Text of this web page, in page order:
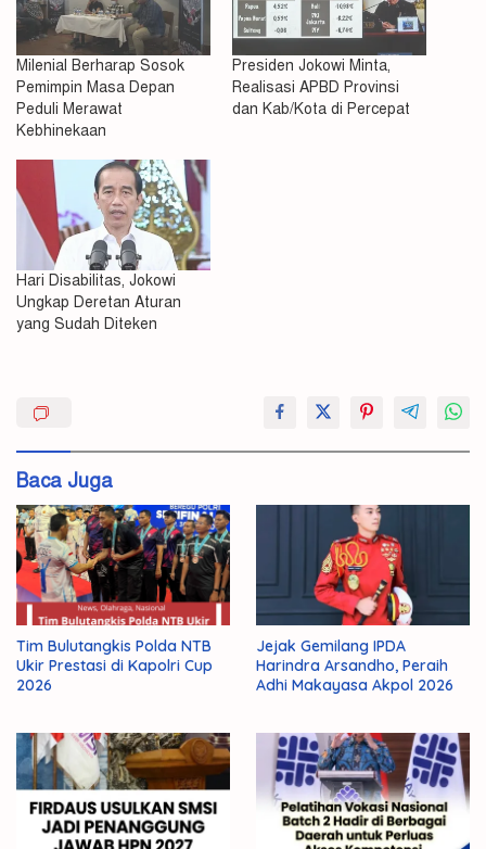
Milenial Berharap Sosok
Pemimpin Masa Depan
Peduli Merawat
Kebhinekaan
Presiden Jokowi Minta,
Realisasi APBD Provinsi
dan Kab/Kota di Percepat
Hari Disabilitas, Jokowi
Ungkap Deretan Aturan
yang Sudah Diteken
Zon
Tanda
Baca Juga
Tim Bulutangkis Polda NTB
Ukir Prestasi di Kapolri Cup
2026
Jejak Gemilang IPDA
Harindra Arsandho, Peraih
Adhi Makayasa Akpol 2026